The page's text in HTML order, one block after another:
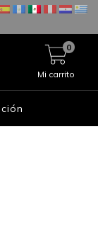
Mi carrito
0